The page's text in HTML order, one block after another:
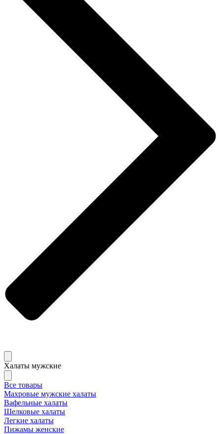
Халаты мужские
Все товары
Махровые мужские халаты
Вафельные халаты
Шелковые халаты
Легкие халаты
Пижамы женские